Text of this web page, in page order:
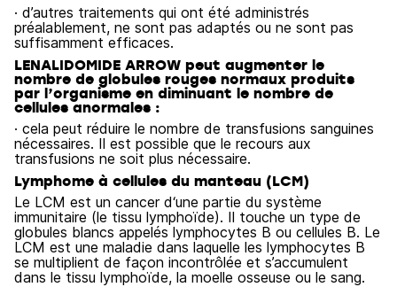
· d’autres traitements qui ont été administrés
préalablement, ne sont pas adaptés ou ne sont pas
suffisamment efficaces.
LENALIDOMIDE ARROW peut augmenter le
nombre de globules rouges normaux produits
par l’organisme en diminuant le nombre de
cellules anormales :
· cela peut réduire le nombre de transfusions sanguines
nécessaires. Il est possible que le recours aux
transfusions ne soit plus nécessaire.
Lymphome à cellules du manteau (LCM)
Le LCM est un cancer d‘une partie du système
immunitaire (le tissu lymphoïde). Il touche un type de
globules blancs appelés lymphocytes B ou cellules B. Le
LCM est une maladie dans laquelle les lymphocytes B
se multiplient de façon incontrôlée et s’accumulent
dans le tissu lymphoïde, la moelle osseuse ou le sang.